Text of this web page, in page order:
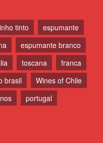
tinto
espumante
espumante branco
toscana
franca
brasil
Wines of Chile
portugal